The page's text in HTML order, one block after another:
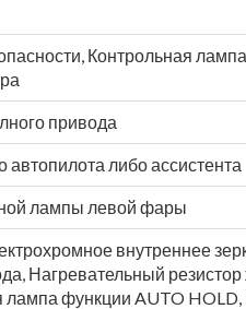
Контрольная
привода
либо ассистента
лампы левой фары
внутреннее
Нагревательный
лампа функции AUTO